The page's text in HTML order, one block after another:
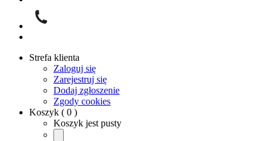
Strefa klienta
Zaloguj się
Zarejestruj się
Dodaj zgłoszenie
Zgody cookies
Koszyk ( 0 )
Koszyk jest pusty